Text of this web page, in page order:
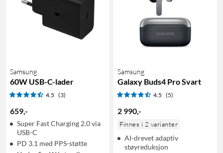
Samsung
60W USB-C-lader
4.5 (3)
659,-
Super Fast Charging 2.0 via
USB-C
PD 3.1 med PPS-støtte
Samsung
Galaxy Buds4 Pro Svart
4.5 (5)
2 990,-
Finnes i 2 varianter
AI-drevet adaptiv
støyreduksjon